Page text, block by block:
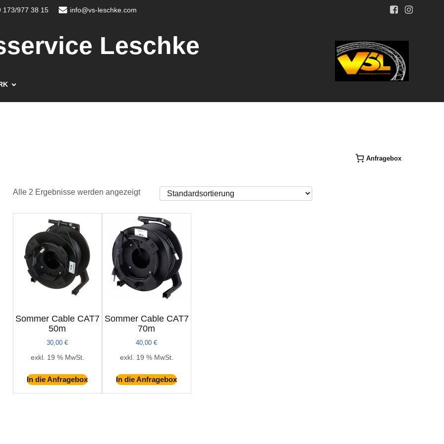
173/977 38 15 info@vs-leschke.com
Leschke
Anfragebox
Alle 2 Ergebnisse werden angezeigt
Sommer Cable CAT7
50m
30,00€
exkl. 19 % MwSt.
In die Anfragebox
Sommer Cable CAT7
70m
40,00€
exkl. 19 % MwSt.
In die Anfragebox